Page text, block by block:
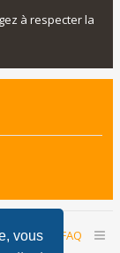
vous
à respecter la
FAQ